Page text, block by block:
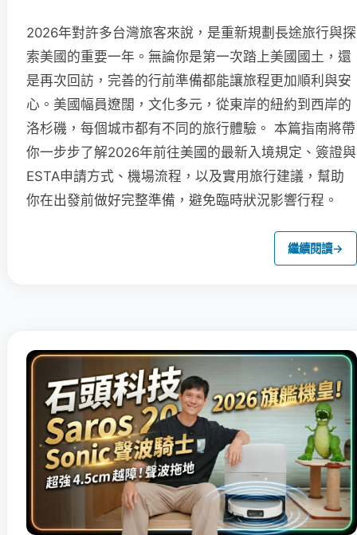
2026年對許多台灣旅客來說，是重新規劃長途旅行與探
索美國的重要一年。無論你是第一次踏上美國國土，還
是再次回訪，完善的行前準備都能讓旅程更加順利與安
心。美國幅員遼闊，文化多元，從東岸的紐約到西岸的
洛杉磯，每個城市都有不同的旅行體驗。 本篇指南將帶
你一步步了解2026年前往美國的最新入境規定、簽證與
ESTA申請方式、機場流程，以及實用旅行建議，幫助
你在出發前做好完整準備，避免臨時狀況影響行程。
繼續閱讀→